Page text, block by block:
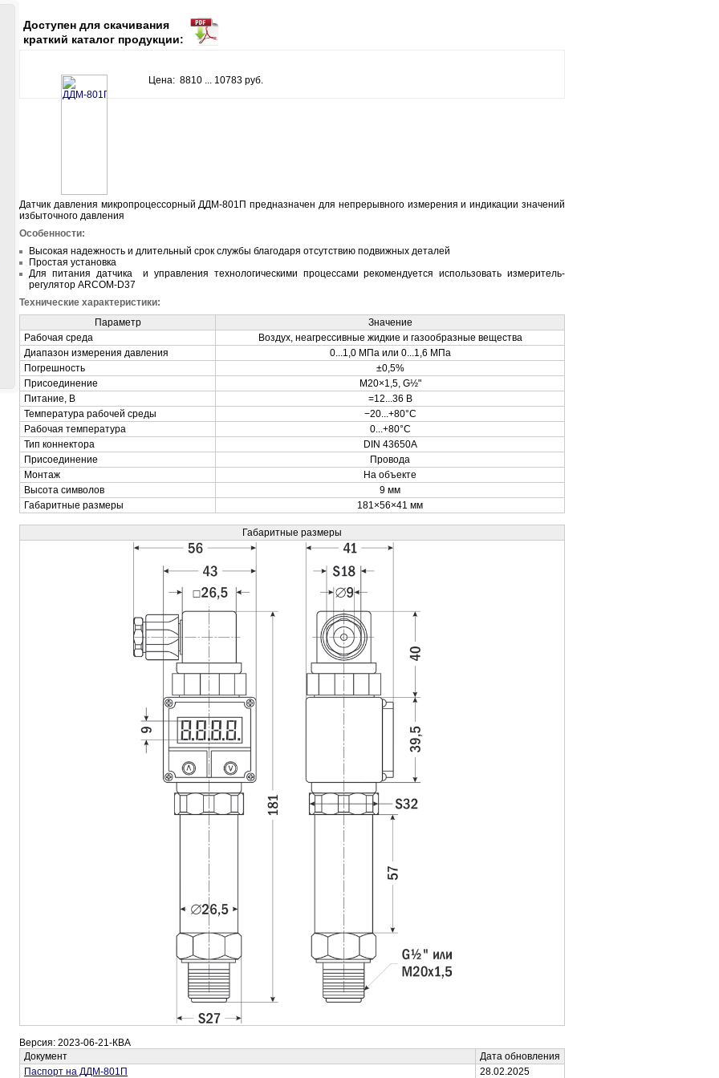
Доступен для скачивания
краткий каталог продукции:
Цена: 8810 ... 10783 руб.
Датчик давления микропроцессорный ДДМ-801П предназначен для непрерывного измерения и индикации значений
избыточного давления
Особенности:
Высокая надежность и длительный срок службы благодаря отсутствию подвижных деталей
Простая установка
Для питания датчика и управления технологическими процессами рекомендуется использовать измеритель-
регулятор ARCOM-D37
Технические характеристики:
Параметр
Значение
Рабочая среда
Воздух, неагрессивные жидкие и газообразные вещества
Диапазон измерения давления
0...1,0 МПа или 0...1,6 МПа
Погрешность
±0,5%
Присоединение
M20×1,5, G½"
Питание, В
=12...36 В
Температура рабочей среды
−20...+80°С
Рабочая температура
0...+80°С
Тип коннектора
DIN 43650A
Присоединение
Провода
Монтаж
На объекте
Высота символов
9 мм
Габаритные размеры
181×56×41 мм
Габаритные размеры
Версия: 2023-06-21-КВА
Документ
Дата обновления
Паспорт на ДДМ-801П
28.02.2025